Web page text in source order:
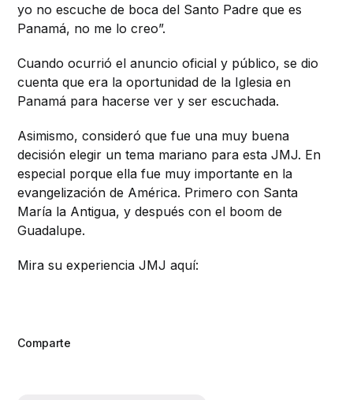
yo no escuche de boca del Santo Padre que es
Panamá, no me lo creo”.
Cuando ocurrió el anuncio oficial y público, se dio
cuenta que era la oportunidad de la Iglesia en
Panamá para hacerse ver y ser escuchada.
Asimismo, consideró que fue una muy buena
decisión elegir un tema mariano para esta JMJ. En
especial porque ella fue muy importante en la
evangelización de América. Primero con Santa
María la Antigua, y después con el boom de
Guadalupe.
Mira su experiencia JMJ aquí:
Comparte